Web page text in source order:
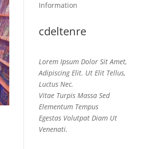
Information
cdeltenre
Lorem Ipsum Dolor Sit Amet,
Adipiscing Elit. Ut Elit Tellus,
Luctus Nec.
Vitae Turpis Massa Sed
Elementum Tempus
Egestas Volutpat Diam Ut
Venenati.